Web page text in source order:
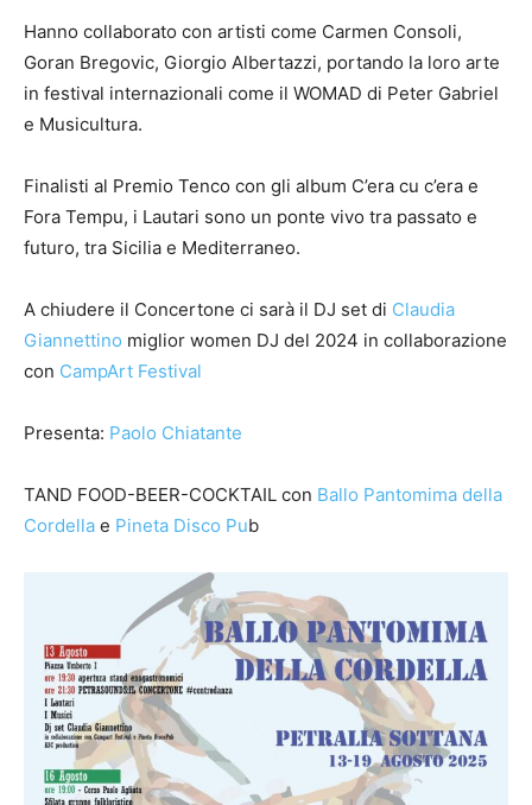
Hanno collaborato con artisti come Carmen Consoli,
Goran Bregovic, Giorgio Albertazzi, portando la loro arte
in festival internazionali come il WOMAD di Peter Gabriel
e Musicultura.
Finalisti al Premio Tenco con gli album C’era cu c’era e
Fora Tempu, i Lautari sono un ponte vivo tra passato e
futuro, tra Sicilia e Mediterraneo.
A chiudere il Concertone ci sarà il DJ set di Claudia
Giannettino miglior women DJ del 2024 in collaborazione
con CampArt Festival
Presenta: Paolo Chiatante
TAND FOOD-BEER-COCKTAIL con Ballo Pantomima della
Cordella e Pineta Disco Pub